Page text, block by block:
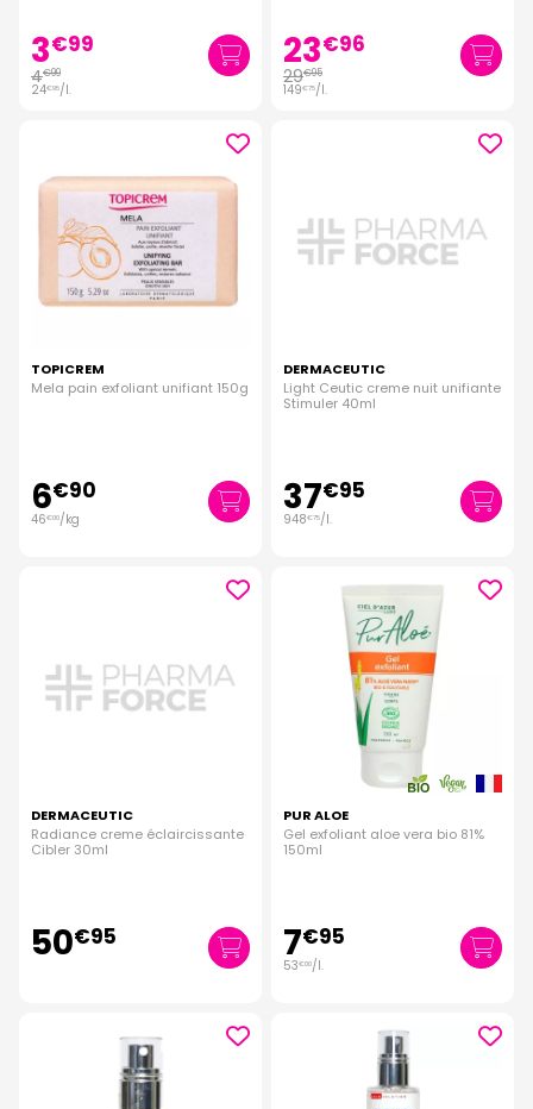
3€99
4€99
24€95/l.
23€96
29€95
149€75/l.
TOPICREM
Mela pain exfoliant unifiant 150g
6€90
46€00/kg
DERMACEUTIC
Light Ceutic creme nuit unifiante
Stimuler 40ml
37€95
948€75/l.
DERMACEUTIC
Radiance creme éclaircissante
Cibler 30ml
50€95
PUR ALOE
Gel exfoliant aloe vera bio 81%
150ml
7€95
53€00/l.